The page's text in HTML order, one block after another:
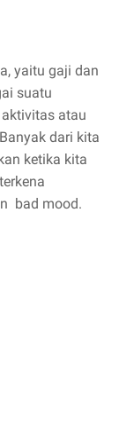
yaitu gaji dan
suatu
atau
dari kita
ketika kita
bad mood.